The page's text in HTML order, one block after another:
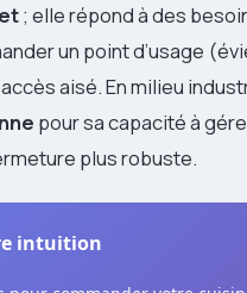
; elle répond à des
un point d’usage
aisé. En milieu
pour sa capacité à
plus robuste.
intuition